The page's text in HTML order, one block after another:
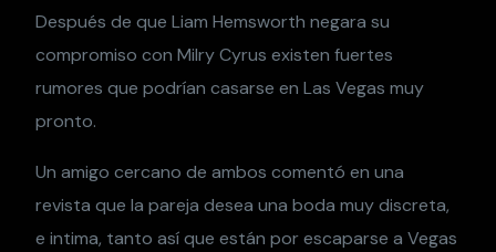
Después de que Liam Hemsworth negara su
compromiso con Milry Cyrus existen fuertes
rumores que podrían casarse en Las Vegas muy
pronto.
Un amigo cercano de ambos comentó en una
revista que la pareja desea una boda muy discreta,
e intima, tanto así que están por escaparse a Vegas